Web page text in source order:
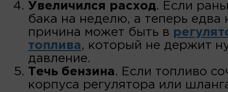
Увеличился расход. Если
бака на неделю, а теперь едва
причина может быть в
топлива, который не держит
давление.
Течь бензина. Если топливо
корпуса регулятора или